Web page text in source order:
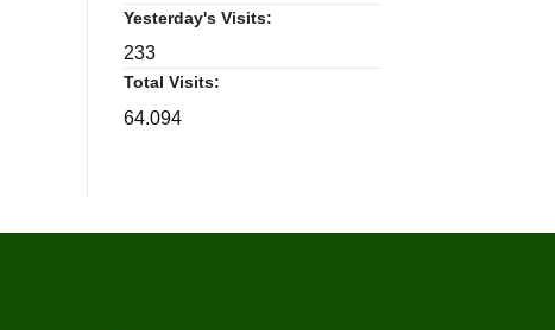
Yesterday's Visits:
233
Total Visits:
64.094